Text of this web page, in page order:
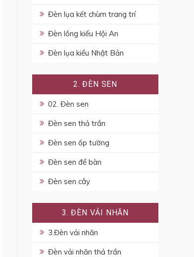
Đèn lụa kết chùm trang trí
Đèn lồng kiểu Hội An
Đèn lụa kiểu Nhật Bản
2. ĐÈN SEN
02. Đèn sen
Đèn sen thả trần
Đèn sen ốp tường
Đèn sen để bàn
Đèn sen cây
3. ĐÈN VẢI NHĂN
3.Đèn vải nhăn
Đèn vải nhăn thả trần